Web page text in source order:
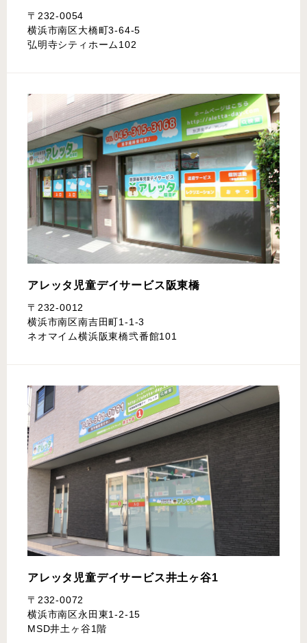
〒232-0054
横浜市南区大橋町3-64-5
弘明寺シティホーム102
アレッタ児童デイサービス 阪東橋
〒232-0012
横浜市南区南吉田町1-1-3
ネオマイム横浜阪東橋弐番館101
アレッタ児童デイサービス井土ヶ谷1
〒232-0072
横浜市南区永田東1-2-15
MSD井土ヶ谷1階